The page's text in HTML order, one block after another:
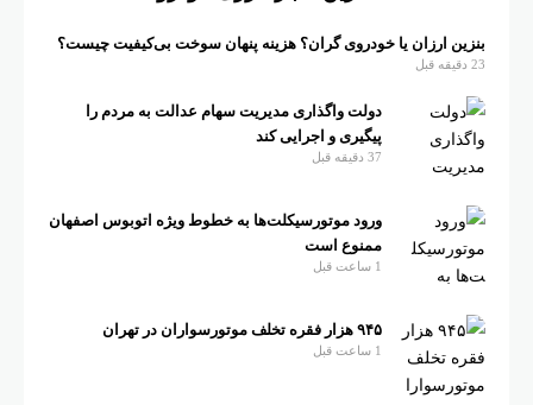
بنزین ارزان یا خودروی گران؟ هزینه پنهان سوخت بی‌کیفیت چیست؟
دولت واگذاری مدیریت سهام عدالت به مردم را
پیگیری و اجرایی کند
ورود موتورسیکلت‌ها به خطوط ویژه اتوبوس اصفهان
ممنوع است